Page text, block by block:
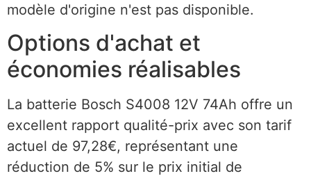
modèle d'origine n'est pas disponible.
Options d'achat et
économies réalisables
La batterie Bosch S4008 12V 74Ah offre un
excellent rapport qualité-prix avec son tarif
actuel de 97,28€, représentant une
réduction de 5% sur le prix initial de